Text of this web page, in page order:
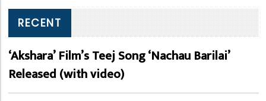
RECENT
‘Akshara’ Film’s Teej Song ‘Nachau Barilai’
Released (with video)